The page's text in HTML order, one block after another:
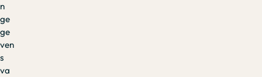
n
ge
ge
ven
s
va